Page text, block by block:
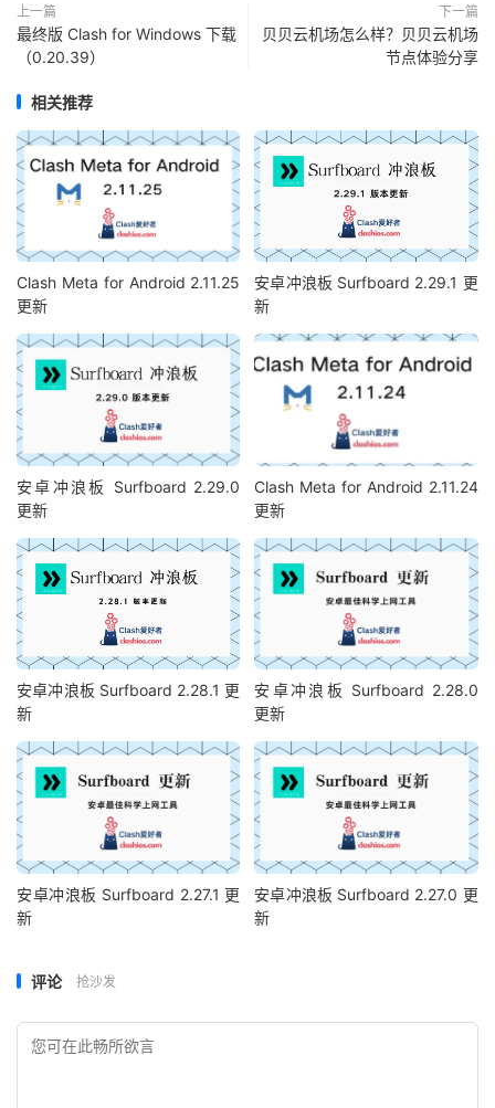
上一篇
最终版 Clash for Windows 下载
（0.20.39）
下一篇
贝贝云机场怎么样？贝贝云机场
节点体验分享
相关推荐
Clash Meta for Android 2.11.25
更新
安卓冲浪板 Surfboard 2.29.1 更
新
安卓冲浪板 Surfboard 2.29.0
更新
Clash Meta for Android 2.11.24
更新
安卓冲浪板 Surfboard 2.28.1 更
新
安卓冲浪板 Surfboard 2.28.0
更新
安卓冲浪板 Surfboard 2.27.1 更
新
安卓冲浪板 Surfboard 2.27.0 更
新
评论 抢沙发